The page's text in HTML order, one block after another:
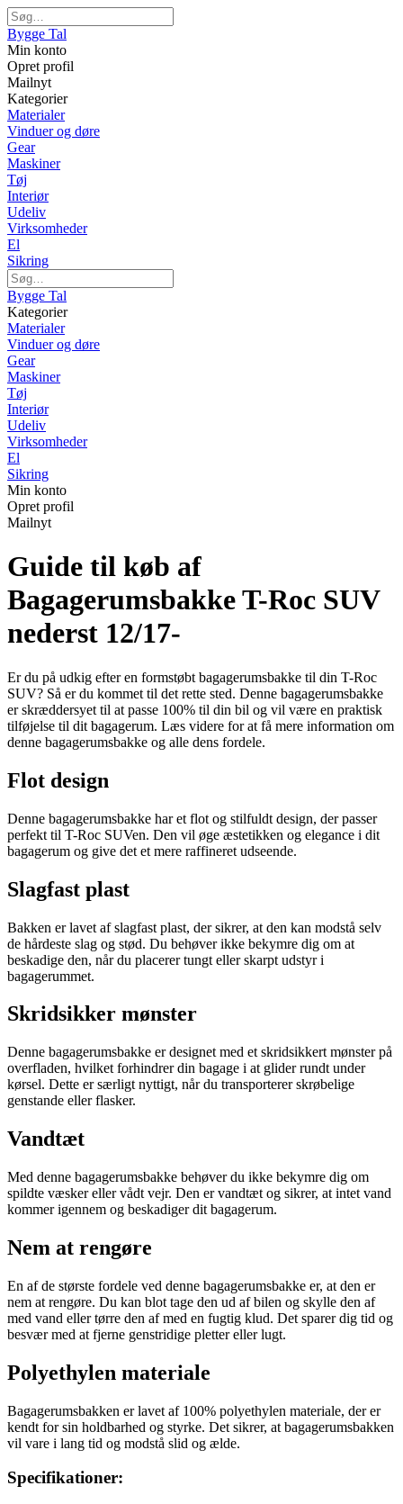
Bygge Tal
Min konto
Opret profil
Mailnyt
Kategorier
Materialer
Vinduer og døre
Gear
Maskiner
Tøj
Interiør
Udeliv
Virksomheder
El
Sikring
Bygge Tal
Kategorier
Materialer
Vinduer og døre
Gear
Maskiner
Tøj
Interiør
Udeliv
Virksomheder
El
Sikring
Min konto
Opret profil
Mailnyt
Guide til køb af
Bagagerumsbakke T-Roc SUV
nederst 12/17-
Er du på udkig efter en formstøbt bagagerumsbakke til din T-Roc
SUV? Så er du kommet til det rette sted. Denne bagagerumsbakke
er skræddersyet til at passe 100% til din bil og vil være en praktisk
tilføjelse til dit bagagerum. Læs videre for at få mere information om
denne bagagerumsbakke og alle dens fordele.
Flot design
Denne bagagerumsbakke har et flot og stilfuldt design, der passer
perfekt til T-Roc SUVen. Den vil øge æstetikken og elegance i dit
bagagerum og give det et mere raffineret udseende.
Slagfast plast
Bakken er lavet af slagfast plast, der sikrer, at den kan modstå selv
de hårdeste slag og stød. Du behøver ikke bekymre dig om at
beskadige den, når du placerer tungt eller skarpt udstyr i
bagagerummet.
Skridsikker mønster
Denne bagagerumsbakke er designet med et skridsikkert mønster på
overfladen, hvilket forhindrer din bagage i at glider rundt under
kørsel. Dette er særligt nyttigt, når du transporterer skrøbelige
genstande eller flasker.
Vandtæt
Med denne bagagerumsbakke behøver du ikke bekymre dig om
spildte væsker eller vådt vejr. Den er vandtæt og sikrer, at intet vand
kommer igennem og beskadiger dit bagagerum.
Nem at rengøre
En af de største fordele ved denne bagagerumsbakke er, at den er
nem at rengøre. Du kan blot tage den ud af bilen og skylle den af
med vand eller tørre den af med en fugtig klud. Det sparer dig tid og
besvær med at fjerne genstridige pletter eller lugt.
Polyethylen materiale
Bagagerumsbakken er lavet af 100% polyethylen materiale, der er
kendt for sin holdbarhed og styrke. Det sikrer, at bagagerumsbakken
vil vare i lang tid og modstå slid og ælde.
Specifikationer: